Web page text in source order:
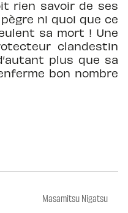
rien savoir de ses
ni quoi que ce
sa mort ! Une
clandestin
plus que sa
bon nombre
Masamitsu Nigatsu